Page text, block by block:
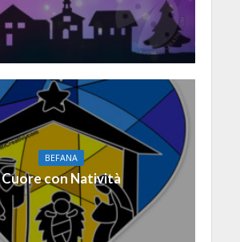
BEFANA
Cuore con Natività